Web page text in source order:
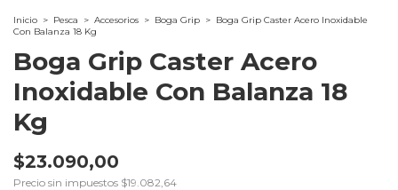
Inicio > Pesca > Accesorios > Boga Grip > Boga Grip Caster Acero Inoxidable
Con Balanza 18 Kg
Boga Grip Caster Acero
Inoxidable Con Balanza 18
Kg
$23.090,00
Precio sin impuestos $19.082,64